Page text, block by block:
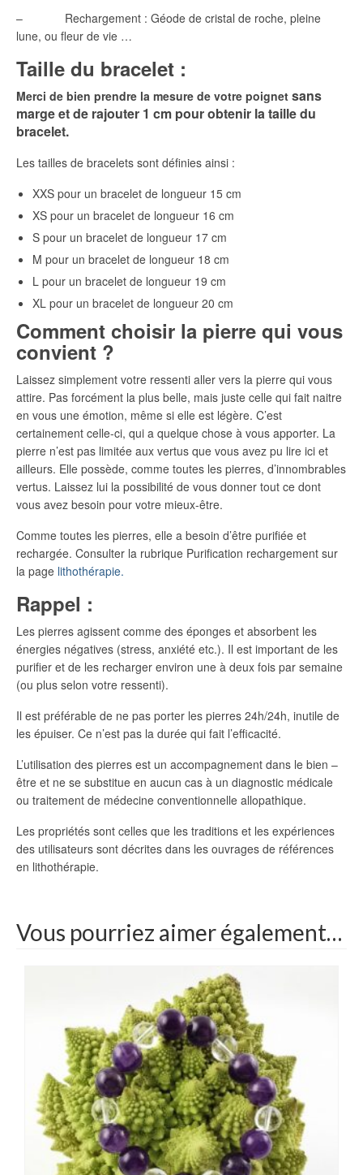
– Rechargement : Géode de cristal de roche, pleine
lune, ou fleur de vie …
Taille du bracelet :
Merci de bien prendre la mesure de votre poignet sans
marge et de rajouter 1 cm pour obtenir la taille du
bracelet.
Les tailles de bracelets sont définies ainsi :
XXS pour un bracelet de longueur 15 cm
XS pour un bracelet de longueur 16 cm
S pour un bracelet de longueur 17 cm
M pour un bracelet de longueur 18 cm
L pour un bracelet de longueur 19 cm
XL pour un bracelet de longueur 20 cm
Comment choisir la pierre qui vous
convient ?
Laissez simplement votre ressenti aller vers la pierre qui vous
attire. Pas forcément la plus belle, mais juste celle qui fait naitre
en vous une émotion, même si elle est légère. C’est
certainement celle-ci, qui a quelque chose à vous apporter. La
pierre n’est pas limitée aux vertus que vous avez pu lire ici et
ailleurs. Elle possède, comme toutes les pierres, d’innombrables
vertus. Laissez lui la possibilité de vous donner tout ce dont
vous avez besoin pour votre mieux-être.
Comme toutes les pierres, elle a besoin d’être purifiée et
rechargée. Consulter la rubrique Purification rechargement sur
la page lithothérapie.
Rappel :
Les pierres agissent comme des éponges et absorbent les
énergies négatives (stress, anxiété etc.). Il est important de les
purifier et de les recharger environ une à deux fois par semaine
(ou plus selon votre ressenti).
Il est préférable de ne pas porter les pierres 24h/24h, inutile de
les épuiser. Ce n’est pas la durée qui fait l’efficacité.
L’utilisation des pierres est un accompagnement dans le bien –
être et ne se substitue en aucun cas à un diagnostic médicale
ou traitement de médecine conventionnelle allopathique.
Les propriétés sont celles que les traditions et les expériences
des utilisateurs sont décrites dans les ouvrages de références
en lithothérapie.
Vous pourriez aimer également…